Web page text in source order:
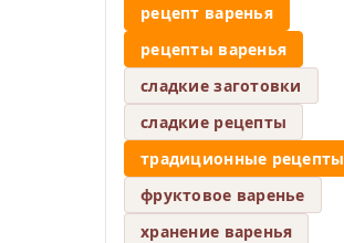
рецепт варенья
рецепты варенья
сладкие заготовки
сладкие рецепты
традиционные рецепты
фруктовое варенье
хранение варенья